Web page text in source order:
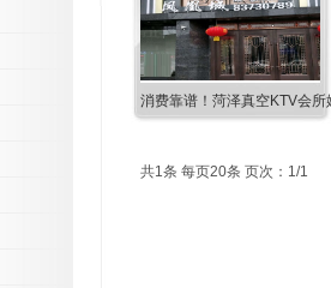
消费靠谱！菏泽真空KTV会
共1条 每页20条 页次：1/1